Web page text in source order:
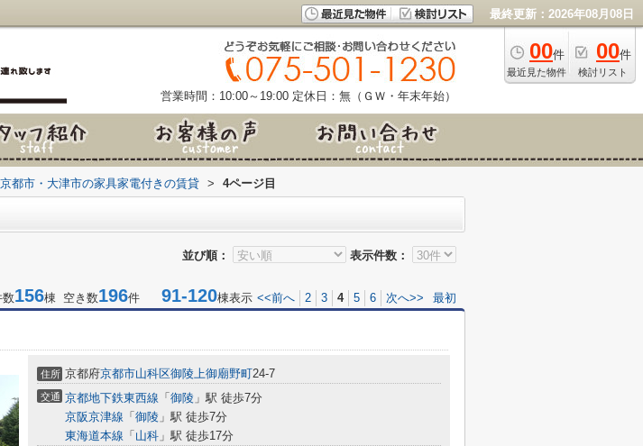
最終更新：2026年08月08日
00件
最近見た物件
00件
検討リスト
営業時間：10:00～19:00 定休日：無（ＧＷ・年末年始）
京都市・大津市の家具家電付きの賃貸 > 4ページ目
並び順： 表示件数：
数156棟 空き数196件 91-120棟表示 <<前へ 2 3 4 5 6 次へ>> 最初
住所 京都府京都市山科区御陵上御廟野町24-7
交通 京都地下鉄東西線 「 御陵 」駅 徒歩7分
京阪京津線 「 御陵 」駅 徒歩7分
東海道本線 「 山科 」駅 徒歩17分